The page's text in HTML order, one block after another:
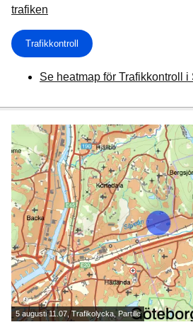
trafiken
Trafikkontroll
Se heatmap för Trafikkontroll i
5 augusti 11.07, Trafikolycka, Partille